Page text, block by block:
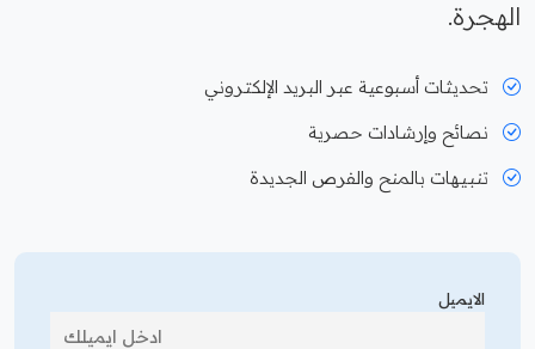
الهجرة.
تحديثات أسبوعية عبر البريد الإلكتروني
نصائح وإرشادات حصرية
تنبيهات بالمنح والفرص الجديدة
الايميل